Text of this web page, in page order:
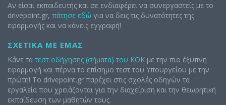
Αν είσαι εκπαιδευτής και σε ενδιαφέρει να συνεργαστείς με το
drivepoint.gr, πάτησε εδώ για να δεις τις δυνατότητες της
εφαρμογής και να κάνεις εγγραφή!
ΣΧΕΤΙΚΆ ΜΕ ΕΜΆΣ
Κάνε τα τεστ οδήγησης (σήματα) του ΚΟΚ με την πιο έξυπνη
εφαρμογή και πέρνα το επίσημο τεστ του Υπουργείου με την
πρώτη! Το drivepoint.gr παρέχει στις σχολές οδηγών τα
εργαλεία που χρειάζονται για την διαχείριση και την θεωρητική
εκπαίδευση των μαθητών τους.